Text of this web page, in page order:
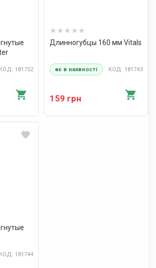
КОД: 181752
Длинногубцы 160 мм Vitals
є в наявності КОД: 181743
159 грн
КОД: 181744